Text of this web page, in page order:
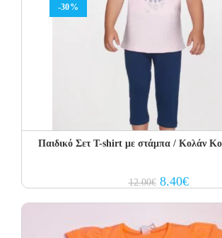
-30%
Παιδικό Σετ T-shirt με στάμπα / Κολάν
12.00€ Original
price
8.40€Current
price